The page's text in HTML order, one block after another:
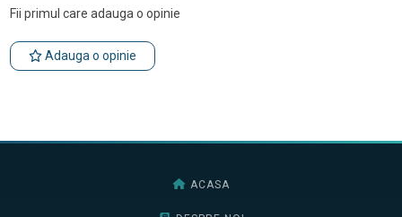
Fii primul care adauga o opinie
Adauga o opinie
ACASA